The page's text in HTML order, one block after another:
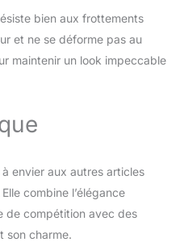
et à l'extérieur
votre selle. Silicone
: ces jodhpurs en
donne une sécurité
bien aux frottements
et ne se déforme pas au
maintenir un look impeccable
envier aux autres articles
combine l’élégance
de compétition avec des
son charme.